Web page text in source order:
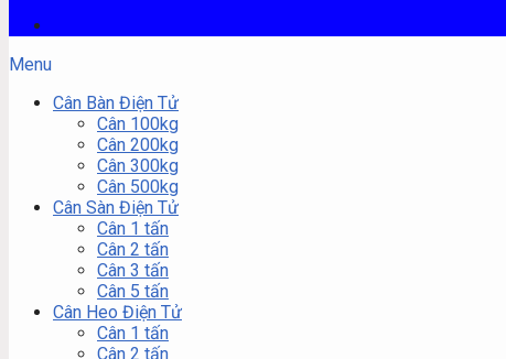
Menu
Cân Bàn Điện Tử
Cân 100kg
Cân 200kg
Cân 300kg
Cân 500kg
Cân Sàn Điện Tử
Cân 1 tấn
Cân 2 tấn
Cân 3 tấn
Cân 5 tấn
Cân Heo Điện Tử
Cân 1 tấn
Cân 2 tấn